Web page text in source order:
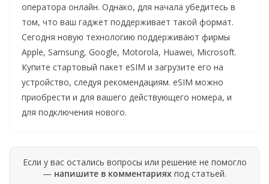
оператора онлайн. Однако, для начала убедитесь в
том, что ваш гаджет поддерживает такой формат.
Сегодня новую технологию поддерживают фирмы
Apple, Samsung, Google, Motorola, Huawei, Microsoft.
Купите стартовый пакет eSIM и загрузите его на
устройство, следуя рекомендациям. eSIM можно
приобрести и для вашего действующего номера, и
для подключения нового.
Если у вас остались вопросы или решение не помогло
— напишите в комментариях под статьей.